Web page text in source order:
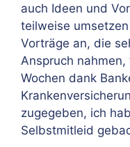
auch Ideen und
teilweise
Vorträge an, die
Anspruch
Wochen dank
zugegeben, ich
Selbstmitleid